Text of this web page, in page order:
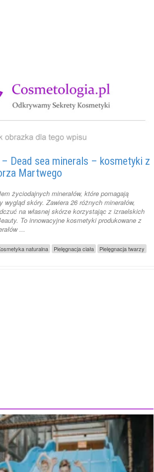
Dead sea minerals – kosmetyki z
Martwego
życiodajnych minerałów, które pomagają
wygląd skóry. Zawiera 26 różnych minerałów,
na własnej skórze korzystając z izraelskich
To innowacyjne kosmetyki produkowane z
...
naturalna Pielęgnacja ciała
Pielęgnacja twarzy